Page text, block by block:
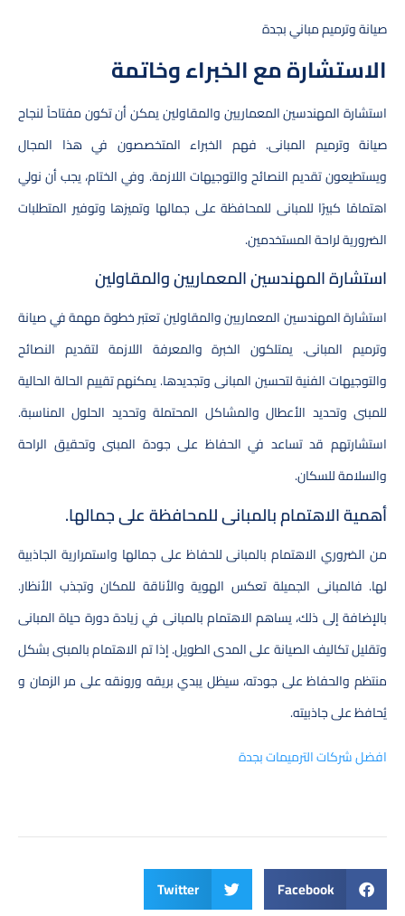
صيانة وترميم مباني بجدة
الاستشارة مع الخبراء وخاتمة
استشارة المهندسين المعماريين والمقاولين يمكن أن تكون مفتاحاً لنجاح
صيانة وترميم المبانى. فهم الخبراء المتخصصون في هذا المجال
ويستطيعون تقديم النصائح والتوجيهات اللازمة. وفي الختام، يجب أن نولي
اهتمامًا كبيرًا للمبانى للمحافظة على جمالها وتميزها وتوفير المتطلبات
الضرورية لراحة المستخدمين.
استشارة المهندسين المعماريين والمقاولين
استشارة المهندسين المعماريين والمقاولين تعتبر خطوة مهمة في صيانة
وترميم المبانى. يمتلكون الخبرة والمعرفة اللازمة لتقديم النصائح
والتوجيهات الفنية لتحسين المبانى وتجديدها. يمكنهم تقييم الحالة الحالية
للمبنى وتحديد الأعطال والمشاكل المحتملة وتحديد الحلول المناسبة.
استشارتهم قد تساعد في الحفاظ على جودة المبنى وتحقيق الراحة
والسلامة للسكان.
أهمية الاهتمام بالمبانى للمحافظة على جمالها.
من الضروري الاهتمام بالمبانى للحفاظ على جمالها واستمرارية الجاذبية
لها. فالمبانى الجميلة تعكس الهوية والأناقة للمكان وتجذب الأنظار.
بالإضافة إلى ذلك، يساهم الاهتمام بالمبانى في زيادة دورة حياة المبانى
وتقليل تكاليف الصيانة على المدى الطويل. إذا تم الاهتمام بالمبنى بشكل
منتظم والحفاظ على جودته، سيظل يبدي بريقه ورونقه على مر الزمان و
يُحافظ على جاذبيته.
افضل شركات الترميمات بجدة
Facebook
Twitter